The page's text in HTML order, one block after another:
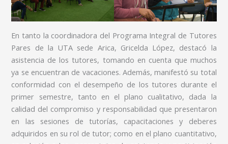
En tanto la coordinadora del Programa Integral de Tutores
Pares de la UTA sede Arica, Gricelda López, destacó la
asistencia de los tutores, tomando en cuenta que muchos
ya se encuentran de vacaciones. Además, manifestó su total
conformidad con el desempeño de los tutores durante el
primer semestre, tanto en el plano cualitativo, dada la
calidad del compromiso y responsabilidad que presentaron
en las sesiones de tutorías, capacitaciones y deberes
adquiridos en su rol de tutor; como en el plano cuantitativo,